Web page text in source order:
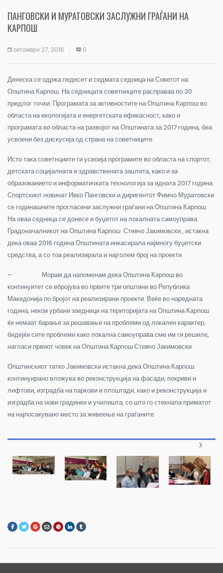
ПАНГОВСКИ И МУРАТОВСКИ ЗАСЛУЖНИ ГРАЃАНИ НА
КАРПОШ
октомври 27, 2016 0
Денеска се одржа педесет и седмата седница на Советот на
Општина Карпош. На седницата советниците расправаа по 30
предлог точки. Програмата за активностите на Општина Карпош во
областа на екологијата и енергетската ефикасност, како и
програмата во областа на развојот на Општината за 2017 година, беа
усвоени без дискусија од страна на советниците.
Исто така советнциите ги усвоија програмите во областа на спортот,
детската социјалната и здравствената заштита, како и за
образованието и информатичката технологија за идната 2017 година.
Спортскиот новинат Ивко Панговски и диригентот Фимчо Муратовски
се годинашните прогласени заслужни граѓани на Општина Карпош.
На оваа седница се донесе и буџетот на локалната самоуправа.
Градоначалникот на Општина Карпош Стевчо Јакимовски , истакна
дека оваа 2016 година Општината инкасирала најмногу буџетски
средства, а со тоа реализирала и најголем број на проекти.
– Морам да напоменам дека Општина Карпош во
континуитет се вбројува во првите три општини во Република
Македонија по бројот на реализирани проекти. Веќе во наредната
година, некои урбани заедници на територијата на Општина Карпош
ќе немаат барање за решавање на проблеми од локален карактер,
бидејќи сите проблеми како локална самоуправа сме им ги решиле,
нагласи првиот човек на Општина Карпош Стевчо Јакимовски.
Општинскиот татко Јакимовски истакна дека Општина Карпош
континуирано вложува во реконструкција на фасади, покриви и
лифтови, изградба на паркови и плоштади, како и реконструкција и
изградба на нови градинки и училишта, со што го стекнала приматот
на најпосакувано место за живеење на граѓаните.